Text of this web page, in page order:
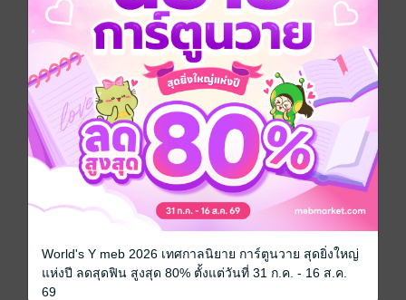
สัญญากับซาตาน”นั้นมีเงื่อนไขอย่างไร และทำไปเพื่อ
อะไร และนั่นคือที่มาของเรื่องที่ 1 ในเล่มที่ว่ากันถึงเรื่อง
การสัญญากับซาตานโดยเฉพาะ รวมถึงยังเป็นชื่อเรื่อง
ของหนังสือเล่มนี้ด้วย และที่น่าสนใจมากขึ้นก็คือ ยังมีอีก
หลายเรื่องในเล่มที่พ่วงเอาความสยองจากตำนานต่างๆใน
โลกนี้มาช่วยกันเขย่าขวัญกันอย่างสุดช็อก
ทุกเรื่องในเล่มนั่งรอคนใจกล้าอยู่ในมุมมืดของอารมณ์ -
รอคอยเพียงการมาถึงของคนที่ต้องการเท่านั้น
…………………….
เรื่องน่าสนใจในเล่ม มีดังนี้: พันธะซาตาน หรือ สัญญาที่
มนุษย์ทำกับมารร้าย – ตำนานความเชื่อเรื่องกระจกส่อง
โลกวิญญาณ – หินสำหรับไล่แม่มดและภูตผี – ตำนานเงิน
ปากผีของตะวันตก – ทางเดินของผี – ขนมปังงานศพ –
ตำนานเรื่องหมานรกหรือหมามรณะ – ศพนั่งตาย –
ตำนานเรื่องบ่อน้ำศักดิ์สิทธิ์บนเกาะอังกฤษ และ วันศุกร์ที่
World's Y meb 2026 เทศกาลนิยาย การ์ตูนวาย สุดยิ่งใหญ่
แห่งปี ลดสุดฟิน สูงสุด 80% ตั้งแต่วันที่ 31 ก.ค. - 16 ส.ค.
69